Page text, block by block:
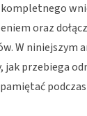
oraz
W niniejszym
jak przebiega
podczas